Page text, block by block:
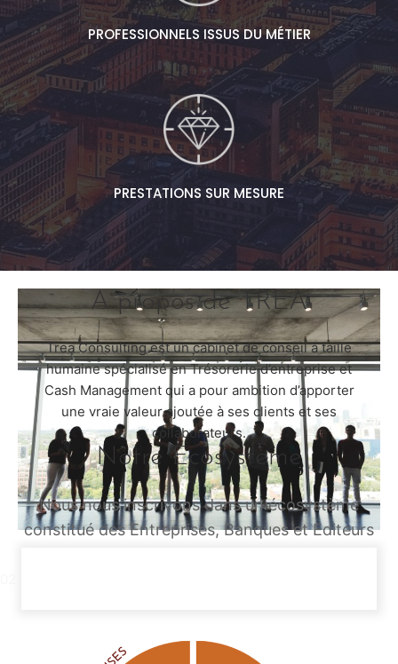
PROFESSIONNELS ISSUS DU MÉTIER
PRESTATIONS SUR MESURE
01
A propos de TREA
Trea Consulting est un cabinet de conseil à taille
humaine spécialisé en Trésorerie d’entreprise et
Cash Management qui a pour ambition d’apporter
une vraie valeur ajoutée à ses clients et ses
collaborateurs.
Notre Écosystème
Nous nous inscrivons dans un écosystème
constitué des Entreprises, Banques et Editeurs